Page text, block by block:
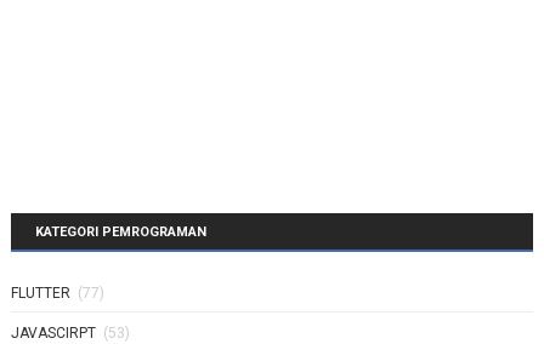
KATEGORI PEMROGRAMAN
FLUTTER (77)
JAVASCIRPT (53)